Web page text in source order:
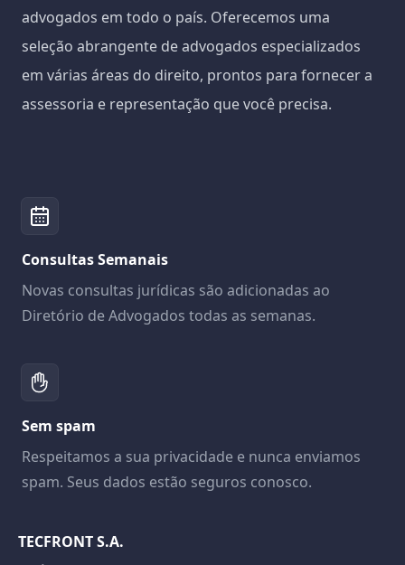
advogados em todo o país. Oferecemos uma
seleção abrangente de advogados especializados
em várias áreas do direito, prontos para fornecer a
assessoria e representação que você precisa.
Consultas Semanais
Novas consultas jurídicas são adicionadas ao
Diretório de Advogados todas as semanas.
Sem spam
Respeitamos a sua privacidade e nunca enviamos
spam. Seus dados estão seguros conosco.
TECFRONT S.A.